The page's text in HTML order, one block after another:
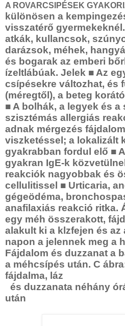
A ROVARCSIPÉSEK
különösen a
visszatérő
atkák, kullancsok,
darázsok, méhek,
és bogarak az emberi
ízeltlábúak. Jelek ■ Az
csípésekre változhat, és
(méregtől), a beteg
■ A bolhák, a legyek és
szisztémás allergiás
adnak mérgezés
viszketéssel; a lokalizált
gyakrabban fordul elő ■
gyakran IgE-k
reakciók nagyobbak és
cellulitissel ■ Urticaria,
gégeödéma,
anafilaxiás reakció ritka.
egy méh összerakott,
alakult ki a klzfejen és az
napon a jelennek meg a
Fájdalom és duzzanat a
a méhcsípés után. C
fájdalma, láz
és duzzanata néhány
után